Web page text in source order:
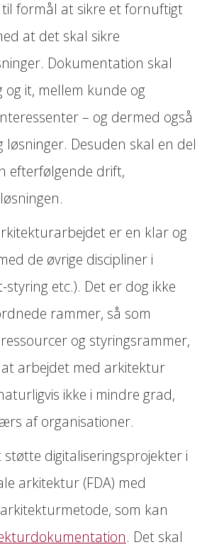
formål at sikre et fornuftigt
at det skal sikre
Dokumentation skal
it, mellem kunde og
– og dermed også
Desuden skal en del
efterfølgende drift,
er en klar og
de øvrige discipliner i
etc.). Det er dog ikke
rammer, så som
og styringsrammer,
arbejdet med arkitektur
ikke i mindre grad,
af organisationer.
digitaliseringsprojekter i
arkitektur (FDA) med
som kan
. Det skal